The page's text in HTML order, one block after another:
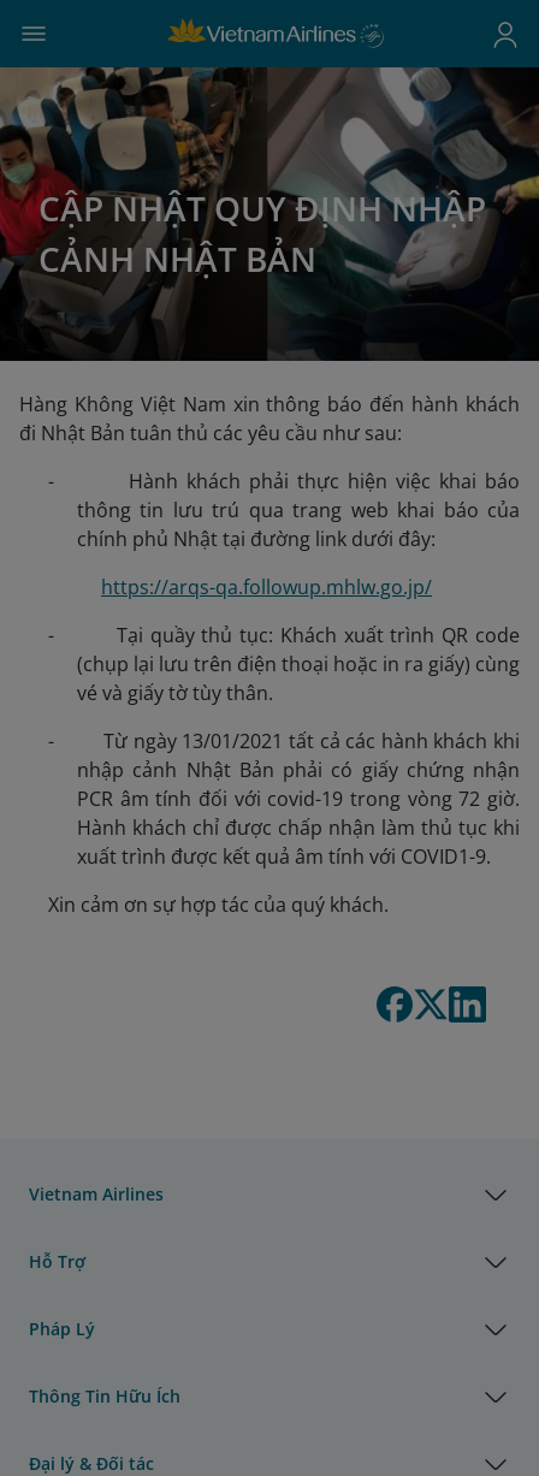
CẬP NHẬT QUY ĐỊNH NHẬP
CẢNH NHẬT BẢN
Hàng Không Việt Nam xin thông báo đến hành khách
đi Nhật Bản tuân thủ các yêu cầu như sau:
- Hành khách phải thực hiện việc khai báo
thông tin lưu trú qua trang web khai báo của
chính phủ Nhật tại đường link dưới đây:
https://arqs-qa.followup.mhlw.go.jp/
- Tại quầy thủ tục: Khách xuất trình QR code
(chụp lại lưu trên điện thoại hoặc in ra giấy) cùng
vé và giấy tờ tùy thân.
- Từ ngày 13/01/2021 tất cả các hành khách khi
nhập cảnh Nhật Bản phải có giấy chứng nhận
PCR âm tính đối với covid-19 trong vòng 72 giờ.
Hành khách chỉ được chấp nhận làm thủ tục khi
xuất trình được kết quả âm tính với COVID1-9.
Xin cảm ơn sự hợp tác của quý khách.
Vietnam Airlines
Hỗ Trợ
Pháp Lý
Thông Tin Hữu Ích
Đại lý & Đối tác